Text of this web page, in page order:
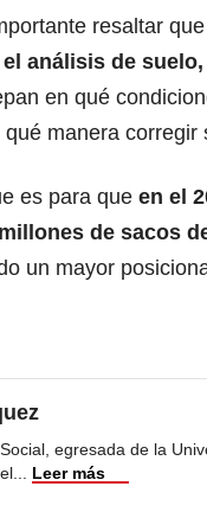
resaltar que
análisis de suelo,
en qué
manera corregir
es para que en el
de sacos
un mayor
egresada de la
Leer más